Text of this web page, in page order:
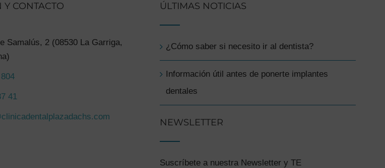
CONTACTO
Samalús, 2 (08530 La Garriga,
41
ÚLTIMAS NOTICIAS
¿Cómo saber si necesito ir al dentista?
Información útil antes de ponerte implantes
dentales
NEWSLETTER
Suscríbete a nuestra Newsletter y TE